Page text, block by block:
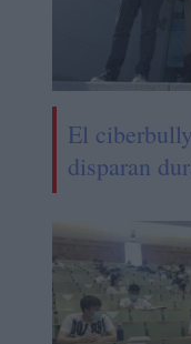
El
disparan